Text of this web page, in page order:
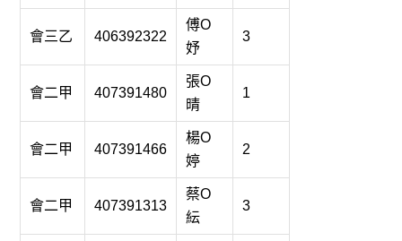
會三乙 406392322
傅O
妤
3
會二甲 407391480
張O
晴
1
會二甲 407391466
楊O
婷
2
會二甲 407391313
蔡O
紜
3